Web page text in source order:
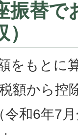
振替で
をもとに
額から
令和6年7